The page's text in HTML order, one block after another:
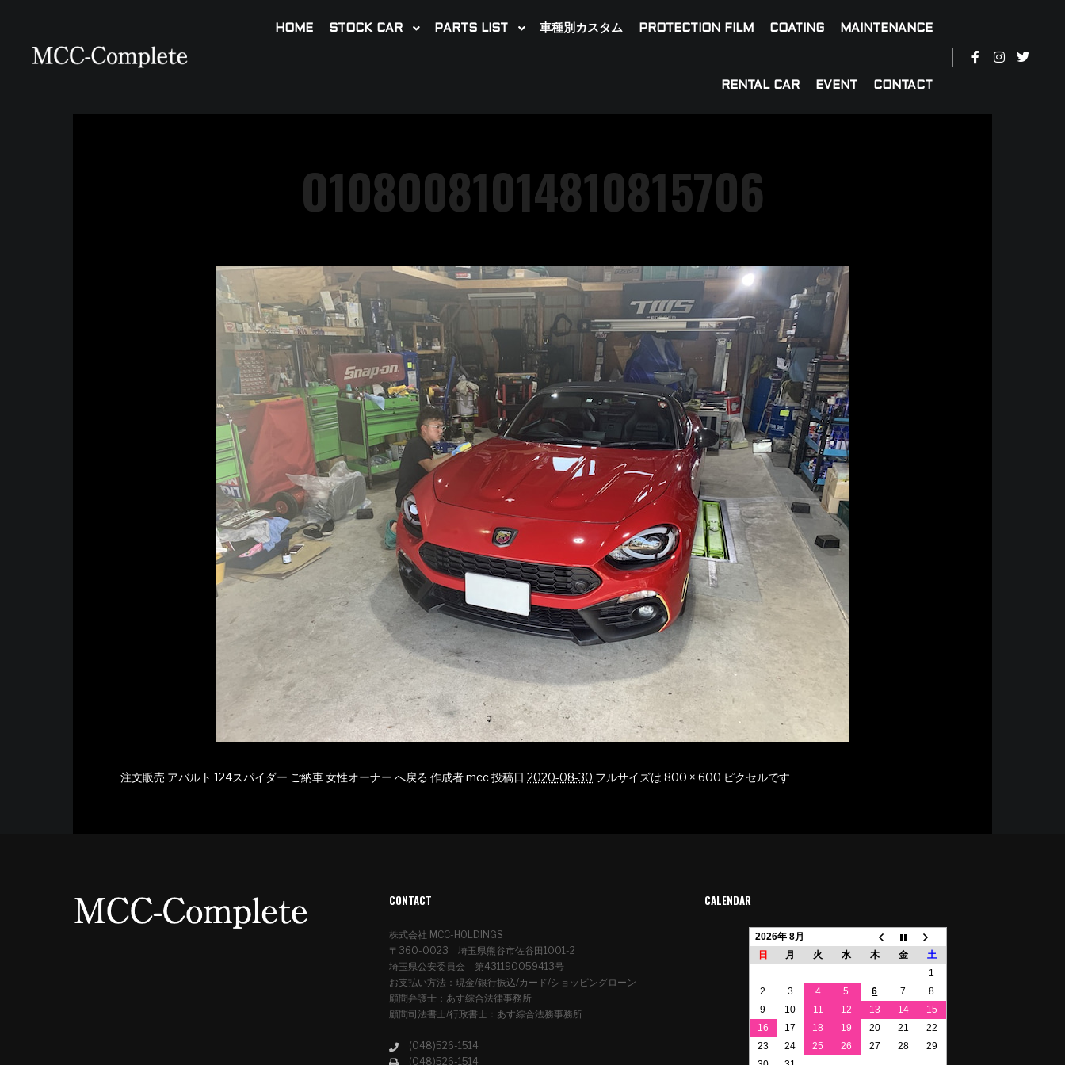
HOME STOCK CAR PARTS LIST 車種別カスタム PROTECTION FILM COATING MAINTENANCE
RENTAL CAR EVENT CONTACT
O1080081014810815706
注文販売 アバルト 124スパイダー ご納車 女性オーナー へ戻る 作成者mcc投稿日 2020-08-30 フルサイズは 800 × 600 ピクセルです
CONTACT
株式会社 MCC-HOLDINGS
〒360-0023 埼玉県熊谷市佐谷田1001-2
埼玉県公安委員会 第431190059413号
お支払い方法：現金/銀行振込/カード/ショッピングローン
顧問弁護士：あす綜合法律事務所
顧問司法書士/行政書士：あす綜合法務事務所
(048)526-1514
(048)526-1514
CALENDAR
2026年 8月
日
月 火 水 木 金
土
1
2
3 4 5 6 7
8
9
10 11 12 13 14
15
16
17 18 19 20 21
22
23
24 25 26 27 28
29